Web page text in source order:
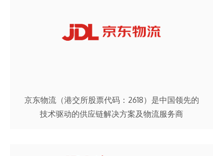
京东物流（港交所股票代码：2618）是中国领先的
技术驱动的供应链解决方案及物流服务商